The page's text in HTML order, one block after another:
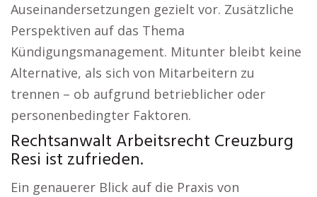
Auseinandersetzungen gezielt vor. Zusätzliche
Perspektiven auf das Thema
Kündigungsmanagement. Mitunter bleibt keine
Alternative, als sich von Mitarbeitern zu
trennen – ob aufgrund betrieblicher oder
personenbedingter Faktoren.
Rechtsanwalt Arbeitsrecht Creuzburg
Resi ist zufrieden.
Ein genauerer Blick auf die Praxis von